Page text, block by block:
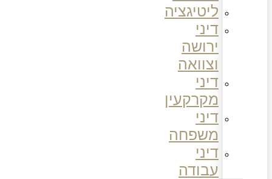
ליטיגציה
דיני
ירושה
וצוואה
דיני
מקרקעין
דיני
משפחה
דיני
עבודה